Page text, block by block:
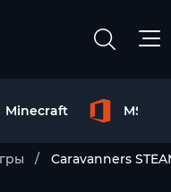
Minecraft MS
Caravanners